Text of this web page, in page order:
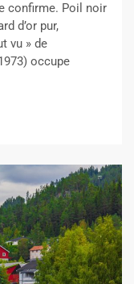
confirme. Poil noir
d’or pur,
vu » de
occupe